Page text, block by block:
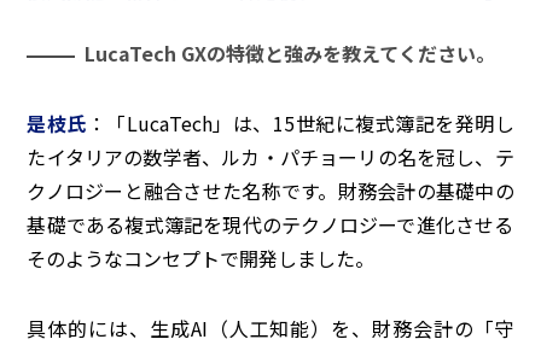
LucaTech GXの特徴と強みを教えてください。
是枝氏 ：「LucaTech」は、15世紀に複式簿記を発明し
たイタリアの数学者、ルカ・パチョーリの名を冠し、テ
クノロジーと融合させた名称です。財務会計の基礎中の
基礎である複式簿記を現代のテクノロジーで進化させる――
そのようなコンセプトで開発しました。
具体的には、生成AI（人工知能）を、財務会計の「守